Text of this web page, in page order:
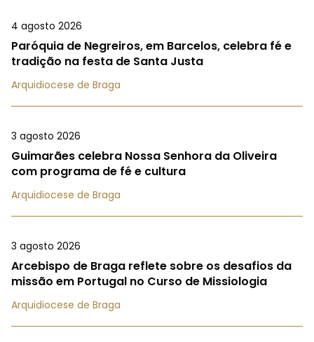
4 agosto 2026
Paróquia de Negreiros, em Barcelos, celebra fé e
tradição na festa de Santa Justa
Arquidiocese de Braga
3 agosto 2026
Guimarães celebra Nossa Senhora da Oliveira
com programa de fé e cultura
Arquidiocese de Braga
3 agosto 2026
Arcebispo de Braga reflete sobre os desafios da
missão em Portugal no Curso de Missiologia
Arquidiocese de Braga